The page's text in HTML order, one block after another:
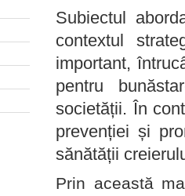
Subiectul
contextul
important,
pentru
societății. În
prevenției și
sănătății
Prin această